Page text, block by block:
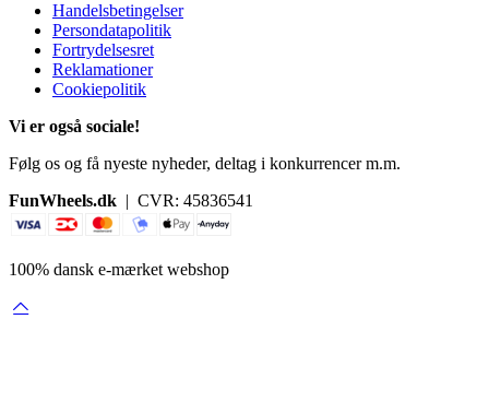
Handelsbetingelser
Persondatapolitik
Fortrydelsesret
Reklamationer
Cookiepolitik
Vi er også sociale!
Følg os og få nyeste nyheder, deltag i konkurrencer m.m.
FunWheels.dk | CVR: 45836541
100% dansk e-mærket webshop